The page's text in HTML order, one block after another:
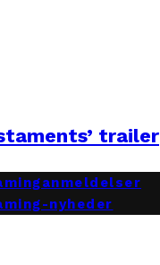
trailer
nyheder